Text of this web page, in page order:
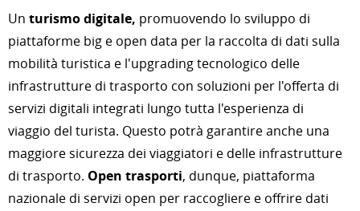
Un turismo digitale, promuovendo lo sviluppo di
piattaforme big e open data per la raccolta di dati sulla
mobilità turistica e l'upgrading tecnologico delle
infrastrutture di trasporto con soluzioni per l'offerta di
servizi digitali integrati lungo tutta l'esperienza di
viaggio del turista. Questo potrà garantire anche una
maggiore sicurezza dei viaggiatori e delle infrastrutture
di trasporto. Open trasporti, dunque, piattaforma
nazionale di servizi open per raccogliere e offrire dati